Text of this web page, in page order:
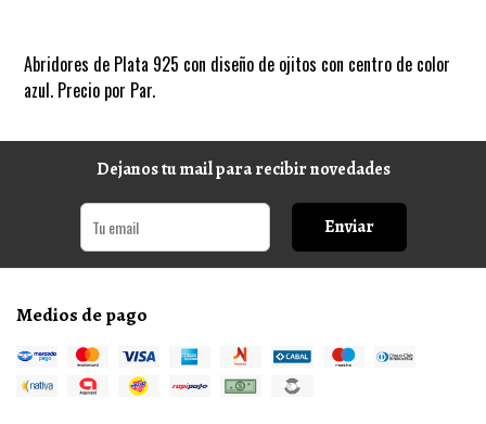
Abridores de Plata 925 con diseño de ojitos con centro de color
azul. Precio por Par.
Dejanos tu mail para recibir novedades
Enviar
Medios de pago